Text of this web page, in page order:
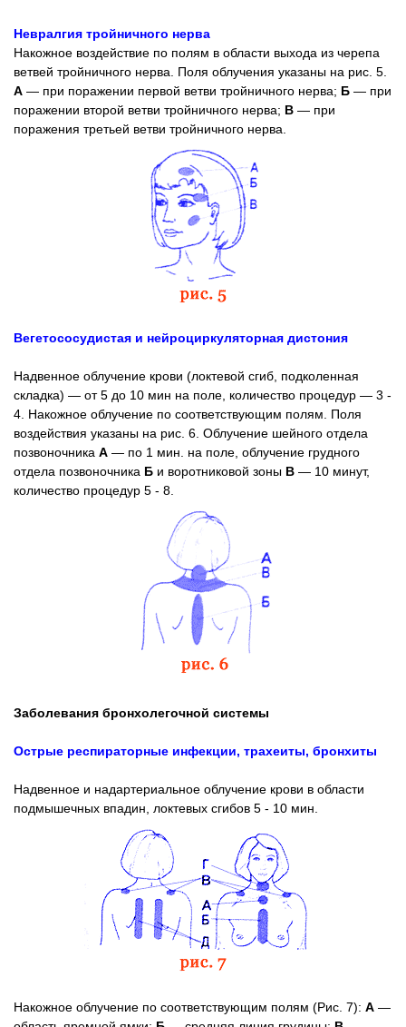
Невралгия тройничного нерва
Накожное воздействие по полям в области выхода из черепа
ветвей тройничного нерва. Поля облучения указаны на рис. 5.
А — при поражении первой ветви тройничного нерва; Б — при
поражении второй ветви тройничного нерва; В — при
поражения третьей ветви тройничного нерва.
Вегетососудистая и нейроциркуляторная дистония
Надвенное облучение крови (локтевой сгиб, подколенная
складка) — от 5 до 10 мин на поле, количество процедур — 3 -
4. Накожное облучение по соответствующим полям. Поля
воздействия указаны на рис. 6. Облучение шейного отдела
позвоночника А — по 1 мин. на поле, облучение грудного
отдела позвоночника Б и воротниковой зоны В — 10 минут,
количество процедур 5 - 8.
Заболевания бронхолегочной системы
Острые респираторные инфекции, трахеиты, бронхиты
Надвенное и надартериальное облучение крови в области
подмышечных впадин, локтевых сгибов 5 - 10 мин.
Накожное облучение по соответствующим полям (Рис. 7): А —